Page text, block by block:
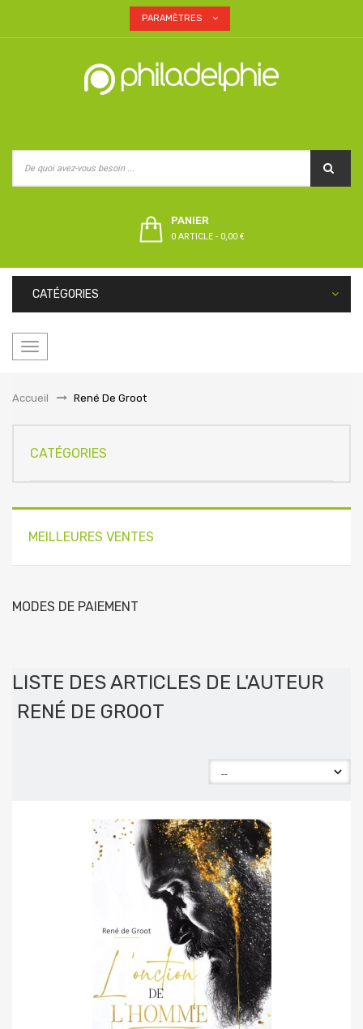
PARAMÈTRES
PANIER
0 ARTICLE - 0,00 €
CATÉGORIES
Basculer
Accueil
&gt;René De Groot
CATÉGORIES
MEILLEURES VENTES
MODES DE PAIEMENT
LISTE DES ARTICLES DE L'AUTEUR
RENÉ DE GROOT